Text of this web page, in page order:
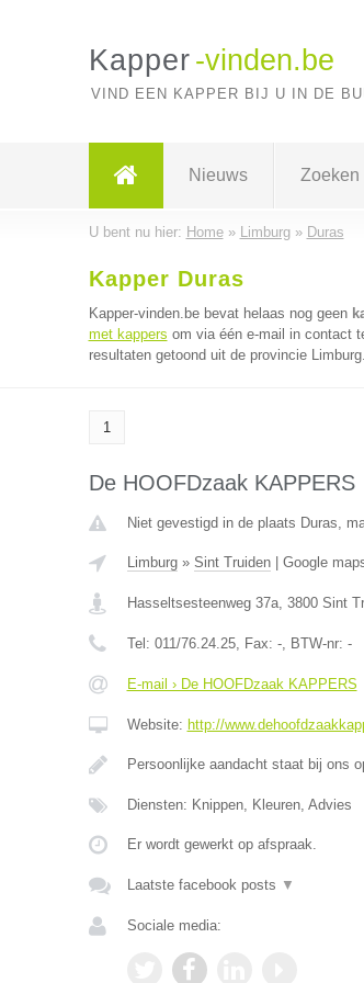
Kapper -vinden.be
VIND EEN KAPPER BIJ U IN DE
Nieuws Zoeken
U bent nu hier: Home» Limburg» Duras
Kapper Duras
Kapper-vinden.be bevat helaas nog geen
met kappers om via één e-mail in contact
resultaten getoond uit de provincie Limburg.
1
De HOOFDzaak KAPPERS
Niet gevestigd in de plaats Duras,
Limburg» Sint Truiden| Google
Hasseltsesteenweg 37a, 3800 Sint
Tel: 011/76.24.25, Fax: -, BTW-nr: -
E-mail › De HOOFDzaak KAPPERS
Website: http://
Persoonlijke aandacht staat bij ons
Diensten: Knippen, Kleuren, Advies
Er wordt gewerkt op afspraak.
Laatste facebook posts ▼
Sociale media: